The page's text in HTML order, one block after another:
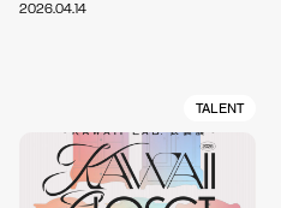
2026.04.14
TALENT